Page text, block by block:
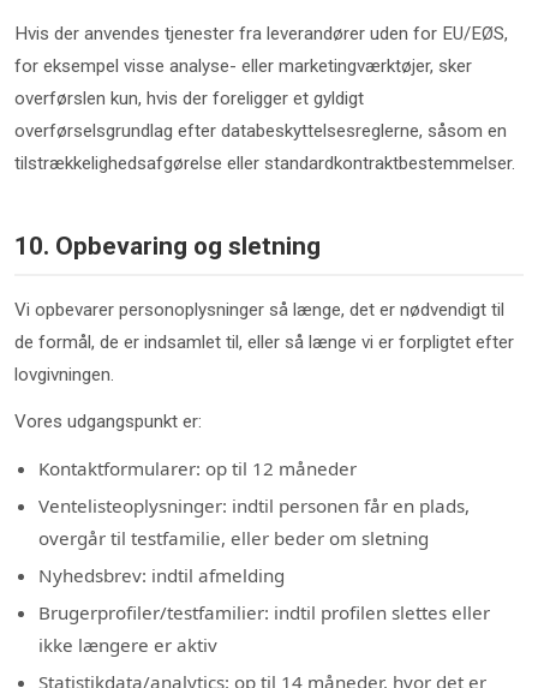
Hvis der anvendes tjenester fra leverandører uden for EU/EØS,
for eksempel visse analyse- eller marketingværktøjer, sker
overførslen kun, hvis der foreligger et gyldigt
overførselsgrundlag efter databeskyttelsesreglerne, såsom en
tilstrækkelighedsafgørelse eller standardkontraktbestemmelser.
10. Opbevaring og sletning
Vi opbevarer personoplysninger så længe, det er nødvendigt til
de formål, de er indsamlet til, eller så længe vi er forpligtet efter
lovgivningen.
Vores udgangspunkt er:
Kontaktformularer: op til 12 måneder
Ventelisteoplysninger: indtil personen får en plads,
overgår til testfamilie, eller beder om sletning
Nyhedsbrev: indtil afmelding
Brugerprofiler/testfamilier: indtil profilen slettes eller
ikke længere er aktiv
Statistikdata/analytics: op til 14 måneder, hvor det er